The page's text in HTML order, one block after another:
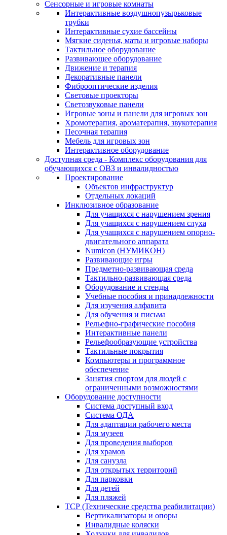
Сенсорные и игровые комнаты
Интерактивные воздушнопузырьковые
трубки
Интерактивные сухие бассейны
Мягкие сиденья, маты и игровые наборы
Тактильное оборудование
Развивающее оборудование
Движение и терапия
Декоративные панели
Фиброоптические изделия
Световые проекторы
Светозвуковые панели
Игровые зоны и панели для игровых зон
Хромотерапия, ароматерапия, звукотерапия
Песочная терапия
Мебель для игровых зон
Интерактивное оборудование
Доступная среда - Комплекс оборудования для
обучающихся с ОВЗ и инвалидностью
Проектирование
Объектов инфраструктур
Отдельных локаций
Инклюзивное образование
Для учащихся с нарушением зрения
Для учащихся с нарушением слуха
Для учащихся с нарушением опорно-
двигательного аппарата
Numicon (НУМИКОН)
Развивающие игры
Предметно-развивающая среда
Тактильно-развивающая среда
Оборудование и стенды
Учебные пособия и принадлежности
Для изучения алфавита
Для обучения и письма
Рельефно-графические пособия
Интерактивные панели
Рельефообразующие устройства
Тактильные покрытия
Компьютеры и программное
обеспечение
Занятия спортом для людей с
ограниченными возможностями
Оборудование доступности
Система доступный вход
Система ОДА
Для адаптации рабочего места
Для музеев
Для проведения выборов
Для храмов
Для санузла
Для открытых территорий
Для парковки
Для детей
Для пляжей
ТСР (Технические средства реабилитации)
Вертикализаторы и опоры
Инвалидные коляски